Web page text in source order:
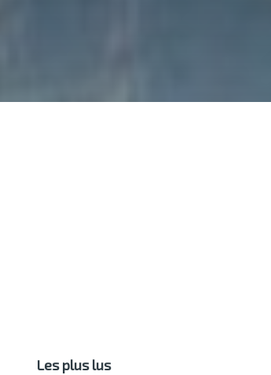
Les plus lus